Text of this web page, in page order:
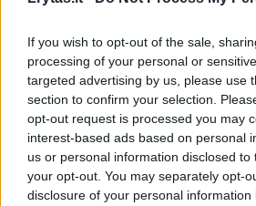
If you wish to opt-out of the sale,
processing of your personal or
targeted advertising by us, please use
section to confirm your selection.
opt-out request is processed you may
interest-based ads based on personal
us or personal information disclosed
your opt-out. You may separately opt-
disclosure of your personal